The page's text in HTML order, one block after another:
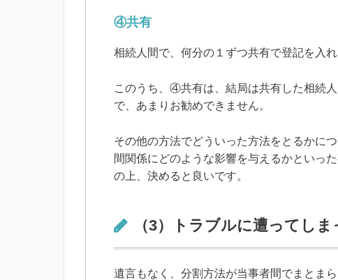
④共有
相続人間で、何分の１ずつ共有で登記を入
このうち、④共有は、結局は共有した相続
で、あまりお勧めできません。
その他の方法でどういった方法をとるかに
間関係にどのような影響を与えるかといっ
の上、決めると良いです。
（3）トラブルに遭ってし
遺言もなく、分割方法が当事者間でまとま